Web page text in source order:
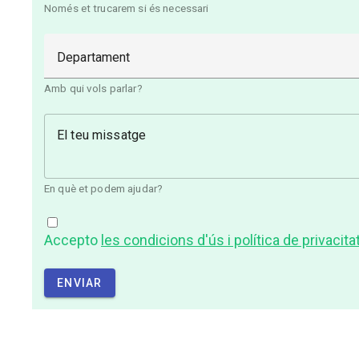
Només et trucarem si és necessari
Departament
Amb qui vols parlar?
El teu missatge
En què et podem ajudar?
Accepto les condicions d'ús i política de
ENVIAR